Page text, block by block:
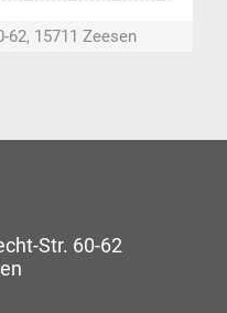
62, 15711 Zeesen
Str. 60-62